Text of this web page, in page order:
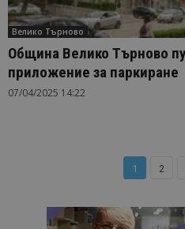
Велико Търново
Община Велико Търново
приложение за паркиране
07/04/2025 14:22
1 2